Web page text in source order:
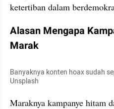
ketertiban dalam
Alasan Mengapa
Marak
Banyaknya konten hoax sudah
Unsplash
Maraknya kampanye hitam